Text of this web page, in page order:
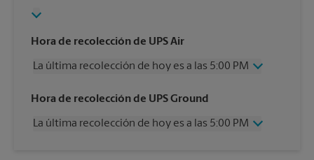
Hora de recolección de UPS Air
La última recolección de hoy es a las 5:00 PM
Miércoles
5:00 PM
Viernes
5:00 PM
Hora de recolección de UPS Ground
La última recolección de hoy es a las 5:00 PM